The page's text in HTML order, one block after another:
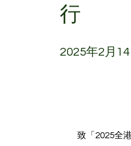
行
2025年2月14
致「2025全